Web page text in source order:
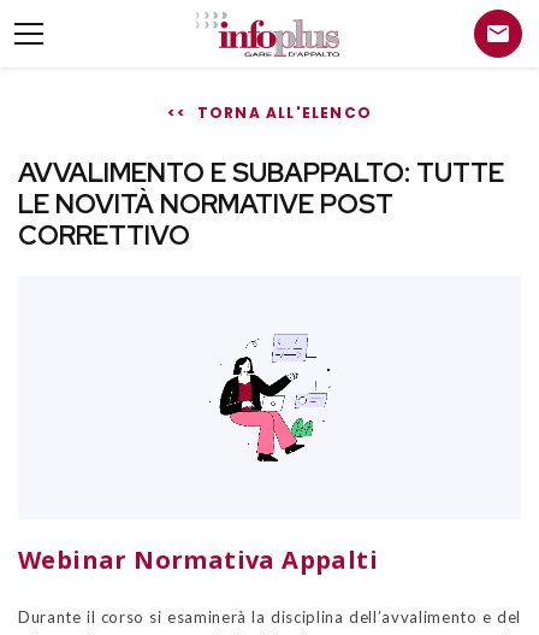
<< TORNA ALL'ELENCO
AVVALIMENTO E SUBAPPALTO: TUTTE
LE NOVITÀ NORMATIVE POST
CORRETTIVO
Webinar Normativa Appalti
Durante il corso si esaminerà la disciplina dell’avvalimento e del